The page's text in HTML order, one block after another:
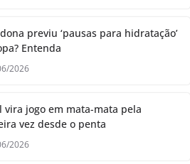
previu ‘pausas para hidratação’
Entenda
2026
vira jogo em mata-mata pela
vez desde o penta
2026